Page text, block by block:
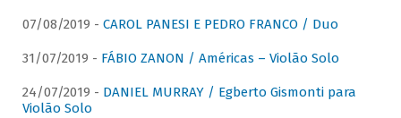
07/08/2019 - CAROL PANESI E PEDRO FRANCO / Duo
31/07/2019 - FÁBIO ZANON / Américas – Violão Solo
24/07/2019 - DANIEL MURRAY / Egberto Gismonti para
Violão Solo